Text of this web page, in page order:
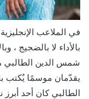
في الملاعب
بالأداء لا بالضجيج ،
شمس الدين الطالبي
يقدّمان موسمًا يُكتب
الطالبي كان أحد أبرز